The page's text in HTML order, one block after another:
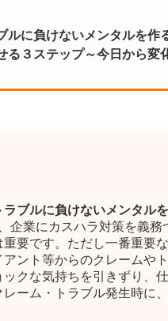
ルに負けないメンタルを
る３ステップ～今日から変
ラブルに負けないメンタル
企業にカスハラ対策を義
要です。ただし一番重要
ント等からのクレームや
クな気持ちを引きずり、
ーム・トラブル発生時に